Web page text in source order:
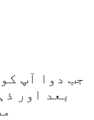
جب دوا آپ
بعد اور